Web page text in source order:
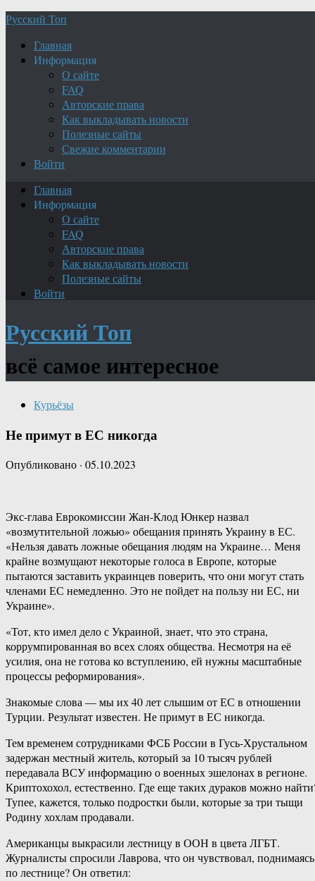
Русский Топ
Главная
Информация
О сайте
FAQ
Авторские права
Как выкладывать новости
Полезные сайты
Свежие комментарии
Войти
Главная
Информация
О сайте
FAQ
Авторские права
Как выкладывать новости
Полезные сайты
Войти
Русский Топ
всё самое интересное
Курьёзы
Не примут в ЕС никогда
Опубликовано · 05.10.2023
​​Экс-глава Еврокомиссии Жан-Клод Юнкер назвал
«возмутительной ложью» обещания принять Украину в ЕС.
«Нельзя давать ложные обещания людям на Украине… Меня
крайне возмущают некоторые голоса в Европе, которые
пытаются заставить украинцев поверить, что они могут стать
членами ЕС немедленно. Это не пойдет на пользу ни ЕС, ни
Украине».
«Тот, кто имел дело с Украиной, знает, что это страна,
коррумпированная во всех слоях общества. Несмотря на её
усилия, она не готова ко вступлению, ей нужны масштабные
процессы реформирования».
Знакомые слова — мы их 40 лет слышим от ЕС в отношении
Турции. Результат известен. Не примут в ЕС никогда.
Тем временем сотрудниками ФСБ России в Гусь-Хрустальном
задержан местный житель, который за 10 тысяч рублей
передавала ВСУ информацию о военных эшелонах в регионе.
Криптохохол, естественно. Где еще таких дураков можно
Тупее, кажется, только подростки были, которые за три тыщи
Родину хохлам продавали.
Американцы выкрасили лестницу в ООН в цвета ЛГБТ.
Журналисты спросили Лаврова, что он чувствовал, поднимаясь
по лестнице? Он ответил: